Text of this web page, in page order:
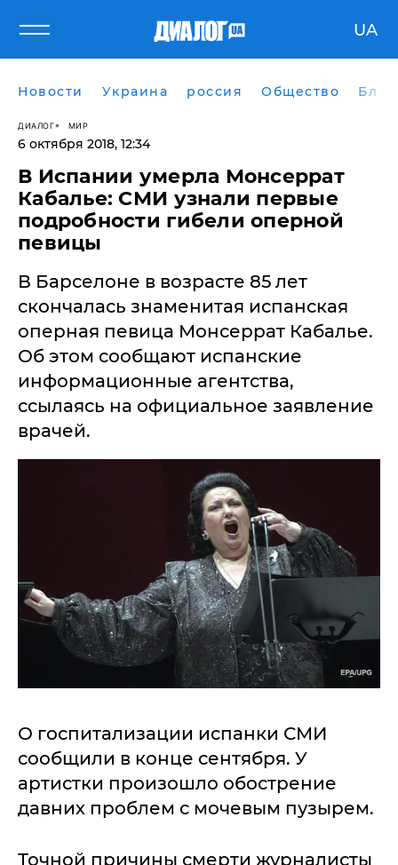
UA
Новости Украина россия Общество
ДИАЛОГ МИР
6 октября 2018, 12:34
В Испании умерла Монсеррат
Кабалье: СМИ узнали первые
подробности гибели оперной
певицы
​В Барселоне в возрасте 85 лет
скончалась знаменитая испанская
оперная певица Монсеррат Кабалье.
Об этом сообщают испанские
информационные агентства,
ссылаясь на официальное заявление
врачей.
О госпитализации испанки СМИ
сообщили в конце сентября. У
артистки произошло обострение
давних проблем с мочевым пузырем.
Точной причины смерти журналисты